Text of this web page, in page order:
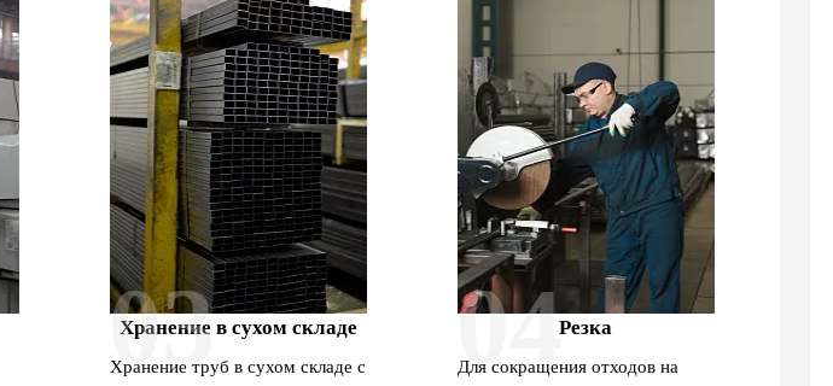
03
Хранение в сухом складе
Хранение труб в сухом складе с
04Резка
Для сокращения отходов на